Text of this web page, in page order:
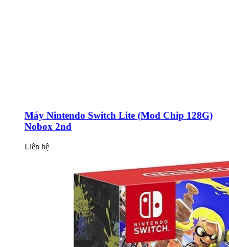
Máy Nintendo Switch Lite (Mod Chip 128G)
Nobox 2nd
Liên hệ